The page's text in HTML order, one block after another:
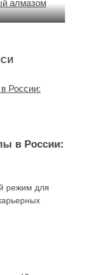
в России:
режим для